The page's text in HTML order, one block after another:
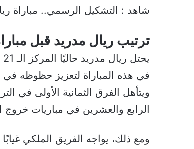
شاهد : التشكيل الرسمي.. مباراة
ترتيب ريال مدريد قبل
في هذه المباراة لتعزيز حظوظه في
ويتأهل الفرق الثمانية الأولى في
الرابع والعشرين في مباريات خروج
ومع ذلك، يواجه الفريق الملكي